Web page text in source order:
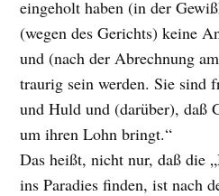
eingeholt haben (in der
(wegen des Gerichts) keine
und (nach der Abrechnung
traurig sein werden. Sie sind
und Huld und (darüber), daß
um ihren Lohn bringt.“
Das heißt, nicht nur, daß die
ins Paradies finden, ist nach